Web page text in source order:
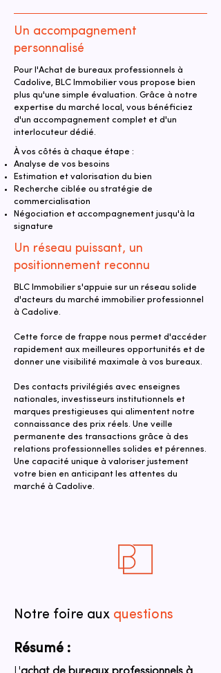
Un accompagnement
personnalisé
Pour l'Achat de bureaux professionnels à
Cadolive, BLC Immobilier vous propose bien
plus qu'une simple évaluation. Grâce à notre
expertise du marché local, vous bénéficiez
d'un accompagnement complet et d'un
interlocuteur dédié.
À vos côtés à chaque étape :
Analyse de vos besoins
Estimation et valorisation du bien
Recherche ciblée ou stratégie de
commercialisation
Négociation et accompagnement jusqu'à la
signature
Un réseau puissant, un
positionnement reconnu
BLC Immobilier s'appuie sur un réseau solide
d'acteurs du marché immobilier professionnel
à Cadolive.
Cette force de frappe nous permet d'accéder
rapidement aux meilleures opportunités et de
donner une visibilité maximale à vos bureaux.
Des contacts privilégiés avec enseignes
nationales, investisseurs institutionnels et
marques prestigieuses qui alimentent notre
connaissance des prix réels. Une veille
permanente des transactions grâce à des
relations professionnelles solides et pérennes.
Une capacité unique à valoriser justement
votre bien en anticipant les attentes du
marché à Cadolive.
Notre foire aux questions
Résumé :